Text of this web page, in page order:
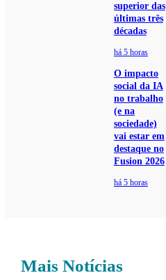
superior das
últimas três
décadas
há 5 horas
O impacto
social da IA
no trabalho
(e na
sociedade)
vai estar em
destaque no
Fusion 2026
há 5 horas
Mais Notícias